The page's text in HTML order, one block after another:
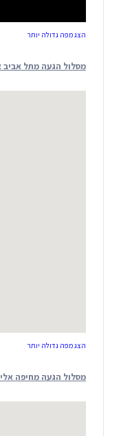
הצג מפה גדולה יותר
מסלול הגעה מתל אביב
הצג מפה גדולה יותר
מסלול הגעה מחיפה